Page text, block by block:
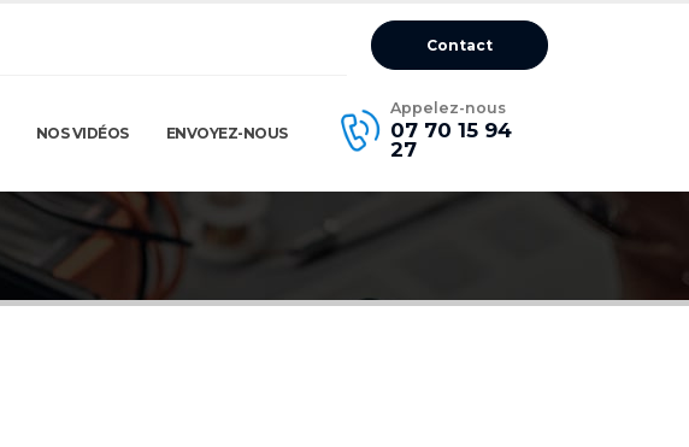
Contact
NOS VIDÉOS ENVOYEZ-NOUS
Appelez-nous
07 70 15 94
27